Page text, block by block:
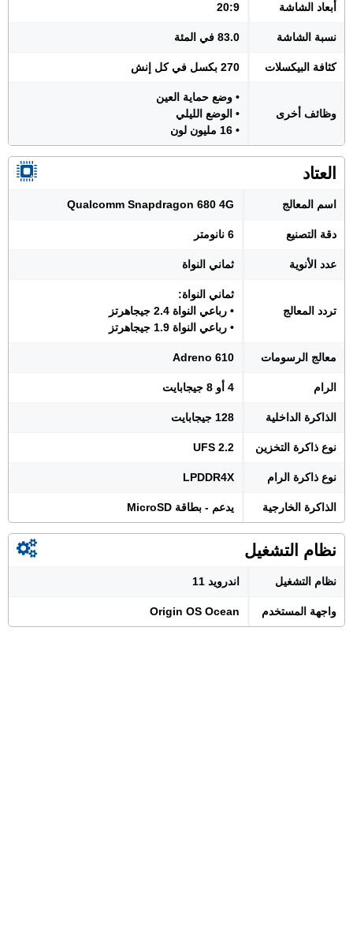
أبعاد الشاشة 20:9
نسبة الشاشة 83.0 في المئة
كثافة البيكسلات 270 بكسل في كل إنش
وظائف أخرى
• وضع حماية العين
• الوضع الليلي
• 16 مليون لون
العتاد
اسم المعالج Qualcomm Snapdragon 680 4G
دقة التصنيع 6 نانومتر
عدد الأنوية ثماني النواة
تردد المعالج
ثماني النواة:
• رباعي النواة 2.4 جيجاهرتز
• رباعي النواة 1.9 جيجاهرتز
معالج الرسومات Adreno 610
الرام 4 أو 8 جيجابايت
الذاكرة الداخلية 128 جيجابايت
نوع ذاكرة التخزين UFS 2.2
نوع ذاكرة الرام LPDDR4X
الذاكرة الخارجية يدعم - بطاقة MicroSD
نظام التشغيل
نظام التشغيل اندرويد 11
واجهة المستخدم Origin OS Ocean